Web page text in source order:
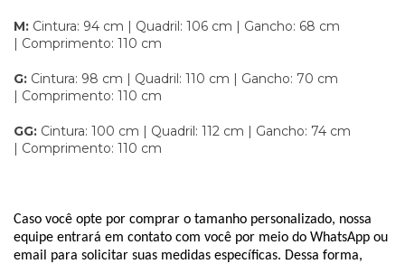
M: Cintura: 94 cm | Quadril: 106 cm | Gancho: 68 cm
| Comprimento: 110 cm
G: Cintura: 98 cm | Quadril: 110 cm | Gancho: 70 cm
| Comprimento: 110 cm
GG: Cintura: 100 cm | Quadril: 112 cm | Gancho: 74 cm
| Comprimento: 110 cm
Caso você opte por comprar o tamanho personalizado, nossa
email
para solicitar suas medidas específicas. Dessa forma,